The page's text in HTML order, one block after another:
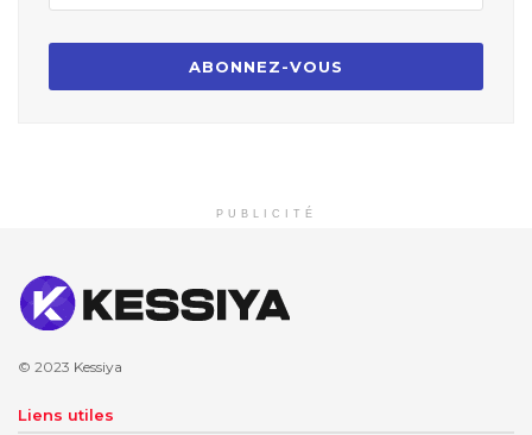
PUBLICITÉ
© 2023 Kessiya
Liens utiles